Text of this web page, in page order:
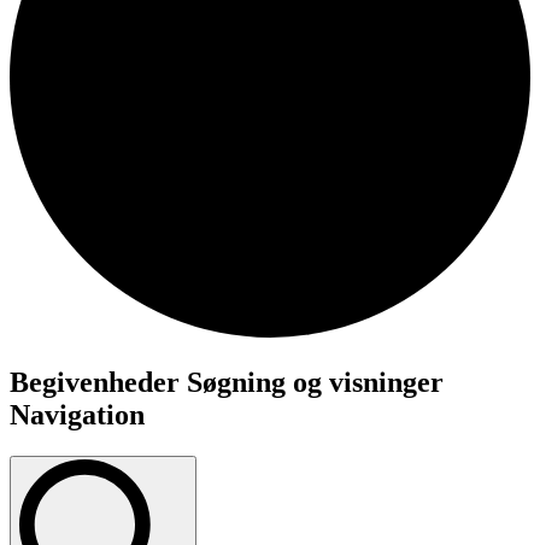
Begivenheder
for
november
2024
Begivenheder Søgning og visninger
Navigation